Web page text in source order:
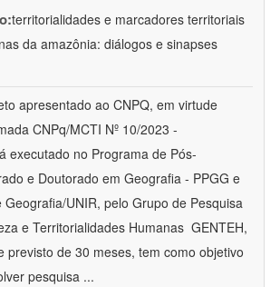
territorialidades e marcadores territoriais
da amazônia: diálogos e sinapses
apresentado ao CNPQ, em virtude
CNPq/MCTI Nº 10/2023 -
executado no Programa de Pós-
e Doutorado em Geografia - PPGG e
Geografia/UNIR, pelo Grupo de Pesquisa
e Territorialidades Humanas  GENTEH,
previsto de 30 meses, tem como objetivo
pesquisa ...